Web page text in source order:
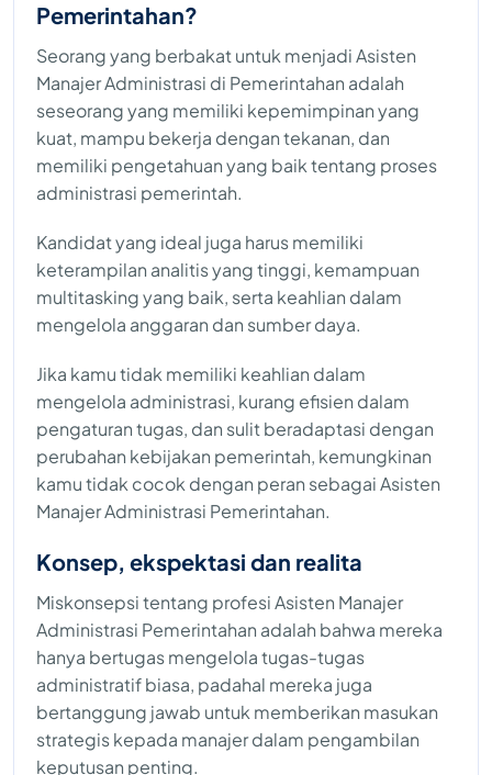
Pemerintahan?
Seorang yang berbakat untuk menjadi Asisten
Manajer Administrasi di Pemerintahan adalah
seseorang yang memiliki kepemimpinan yang
kuat, mampu bekerja dengan tekanan, dan
memiliki pengetahuan yang baik tentang proses
administrasi pemerintah.
Kandidat yang ideal juga harus memiliki
keterampilan analitis yang tinggi, kemampuan
multitasking yang baik, serta keahlian dalam
mengelola anggaran dan sumber daya.
Jika kamu tidak memiliki keahlian dalam
mengelola administrasi, kurang efisien dalam
pengaturan tugas, dan sulit beradaptasi dengan
perubahan kebijakan pemerintah, kemungkinan
kamu tidak cocok dengan peran sebagai Asisten
Manajer Administrasi Pemerintahan.
Konsep, ekspektasi dan realita
Miskonsepsi tentang profesi Asisten Manajer
Administrasi Pemerintahan adalah bahwa mereka
hanya bertugas mengelola tugas-tugas
administratif biasa, padahal mereka juga
bertanggung jawab untuk memberikan masukan
strategis kepada manajer dalam pengambilan
keputusan penting.